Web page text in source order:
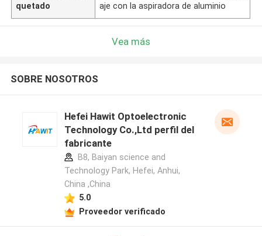
quetado
aje con la aspiradora de aluminio
Vea más
SOBRE NOSOTROS
Hefei Hawit Optoelectronic
Technology Co.,Ltd perfil del
fabricante
B8, Baiyan science and
Technology Park, Hefei, Anhui,
China ,China
5.0
Proveedor verificado